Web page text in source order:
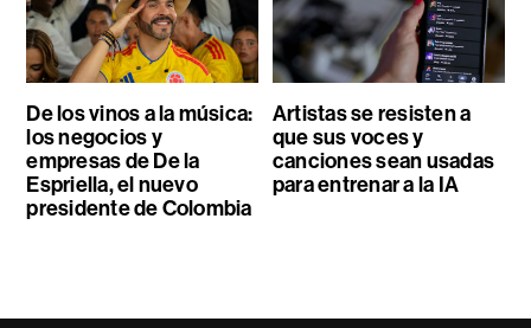
De los vinos a la música:
los negocios y
empresas de De la
Espriella, el nuevo
presidente de Colombia
Artistas se resisten a
que sus voces y
canciones sean usadas
para entrenar a la IA